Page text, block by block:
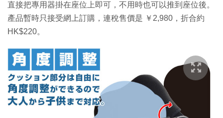
直接把專用器掛在座位上即可，不用時也可以推到座位後。
產品暫時只接受網上訂購，連稅售價是 ￥2,980，折合約
HK$220。